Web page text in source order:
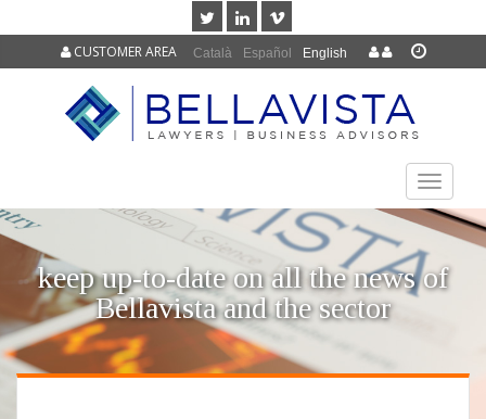
Català Español English
CUSTOMER AREA
TOGGLE
keep up-to-date on all the news of
Bellavista and the sector